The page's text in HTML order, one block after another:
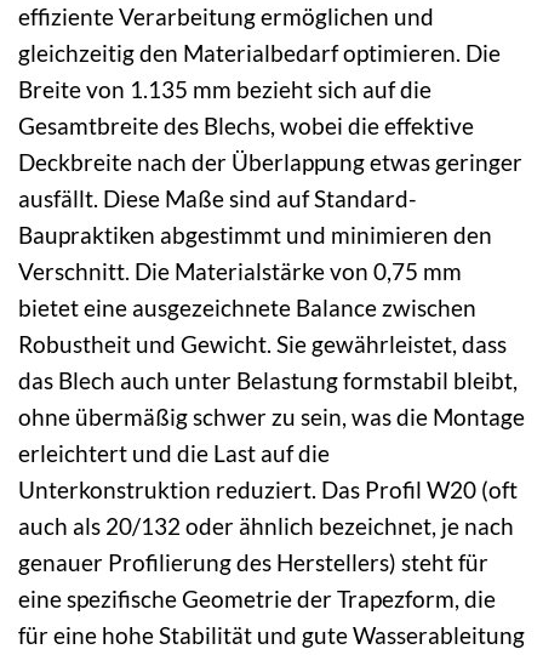
effiziente Verarbeitung ermöglichen und
gleichzeitig den Materialbedarf optimieren. Die
Breite von 1.135 mm bezieht sich auf die
Gesamtbreite des Blechs, wobei die effektive
Deckbreite nach der Überlappung etwas geringer
ausfällt. Diese Maße sind auf Standard-
Baupraktiken abgestimmt und minimieren den
Verschnitt. Die Materialstärke von 0,75 mm
bietet eine ausgezeichnete Balance zwischen
Robustheit und Gewicht. Sie gewährleistet, dass
das Blech auch unter Belastung formstabil bleibt,
ohne übermäßig schwer zu sein, was die Montage
erleichtert und die Last auf die
Unterkonstruktion reduziert. Das Profil W20 (oft
auch als 20/132 oder ähnlich bezeichnet, je nach
genauer Profilierung des Herstellers) steht für
eine spezifische Geometrie der Trapezform, die
für eine hohe Stabilität und gute Wasserableitung